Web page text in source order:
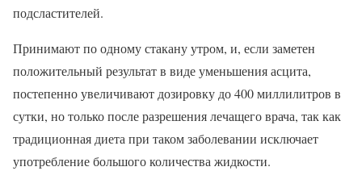
подсластителей.
Принимают по одному стакану утром, и, если заметен
положительный результат в виде уменьшения асцита,
постепенно увеличивают дозировку до 400 миллилитров в
сутки, но только после разрешения лечащего врача, так как
традиционная диета при таком заболевании исключает
употребление большого количества жидкости.